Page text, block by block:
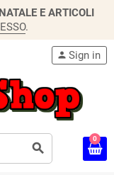
E ARTICOLI
.
search
person Sign in
0